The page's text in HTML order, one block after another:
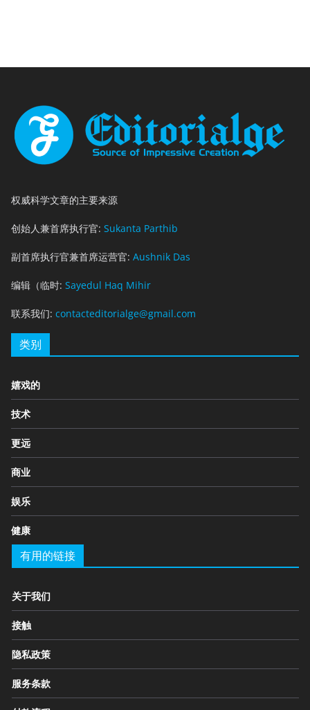
权威科学文章的主要来源
创始人兼首席执行官: Sukanta Parthib
副首席执行官兼首席运营官: Aushnik Das
编辑（临时: Sayedul Haq Mihir
联系我们: contacteditorialge@gmail.com
类别
嬉戏的
技术
更远
商业
娱乐
健康
有用的链接
关于我们
接触
隐私政策
服务条款